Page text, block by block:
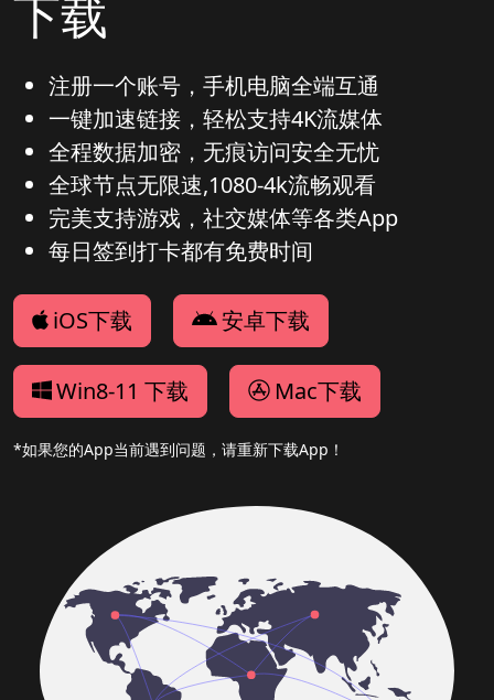
下载
注册一个账号，手机电脑全端互通
一键加速链接，轻松支持4K流媒体
全程数据加密，无痕访问安全无忧
全球节点无限速,1080-4k流畅观看
完美支持游戏，社交媒体等各类App
每日签到打卡都有免费时间
iOS下载 安卓下载
Win8-11 下载 Mac下载
*如果您的App当前遇到问题，请重新下载App！